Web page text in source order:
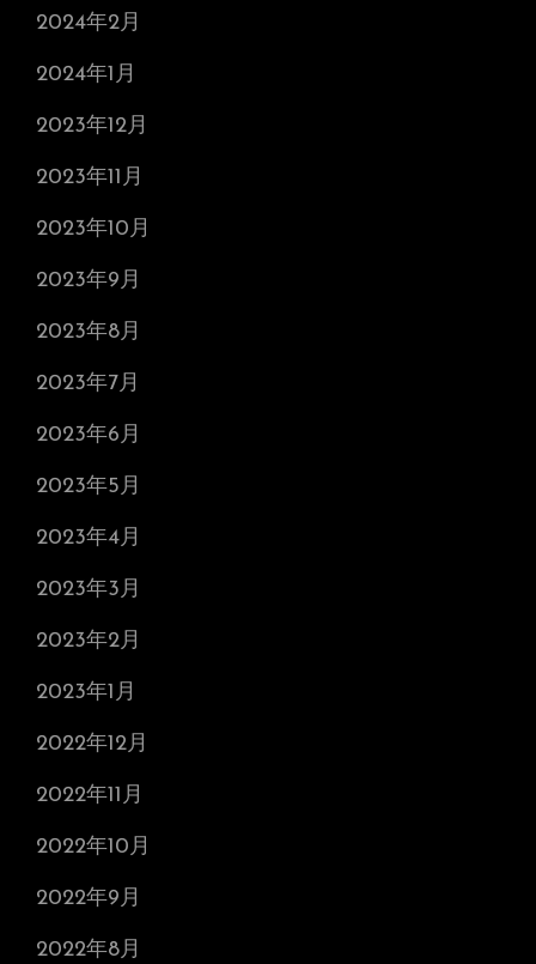
2024年2月
2024年1月
2023年12月
2023年11月
2023年10月
2023年9月
2023年8月
2023年7月
2023年6月
2023年5月
2023年4月
2023年3月
2023年2月
2023年1月
2022年12月
2022年11月
2022年10月
2022年9月
2022年8月